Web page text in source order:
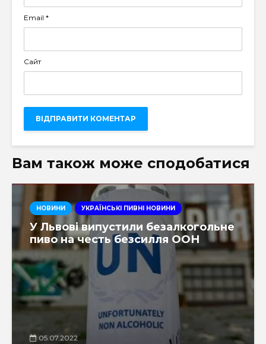
Email *
Сайт
Вам також може сподобатися
НОВИНИ УКРАЇНСЬКІ ПИВНІ НОВИНИ
У Львові випустили безалкогольне
пиво на честь безсилля ООН
05.07.2022